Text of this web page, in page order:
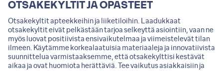
OTSAKEKYLTIT JA OPASTEET
Otsakekyltit apteekkeihin ja liiketiloihin. Laadukkaat
otsakekyltit eivät pelkästään tarjoa selkeyttä asiointiin, vaan ne
myös luovat positiivista ensivaikutelmaa ja viimeistelevät tilan
ilmeen. Käytämme korkealaatuisia materiaaleja ja innovatiivista
suunnittelua varmistaaksemme, että otsakekylttisi kestävät
aikaa ja ovat huomiota herättäviä. Tee vaikutus asiakkaisiin ja